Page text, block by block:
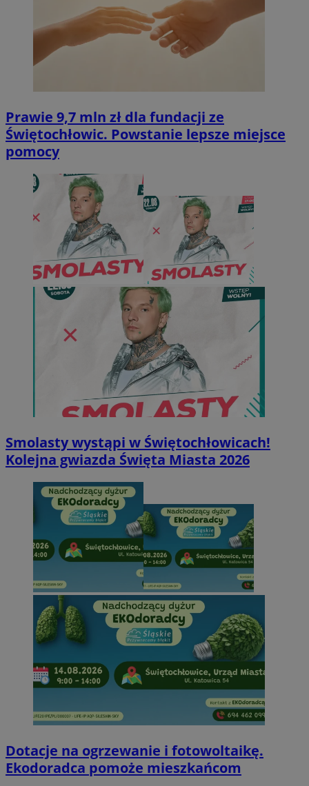
Prawie 9,7 mln zł dla fundacji ze
Świętochłowic. Powstanie lepsze miejsce
pomocy
Smolasty wystąpi w Świętochłowicach!
Kolejna gwiazda Święta Miasta 2026
Dotacje na ogrzewanie i fotowoltaikę.
Ekodoradca pomoże mieszkańcom